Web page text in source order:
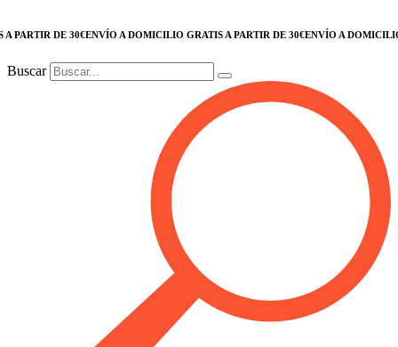
DE 30€ENVÍO A DOMICILIO GRATIS A PARTIR DE 30€ENVÍO A DOMICILIO
Buscar